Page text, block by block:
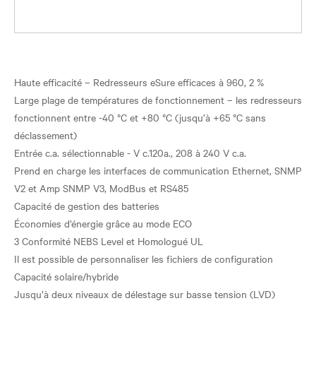
Haute efficacité – Redresseurs eSure efficaces à 960, 2 %
Large plage de températures de fonctionnement – les redresseurs
fonctionnent entre -40 °C et +80 °C (jusqu’à +65 °C sans
déclassement)
Entrée c.a. sélectionnable - V c.120a., 208 à 240 V c.a.
Prend en charge les interfaces de communication Ethernet, SNMP
V2 et Amp SNMP V3, ModBus et RS485
Capacité de gestion des batteries
Économies d’énergie grâce au mode ECO
3 Conformité NEBS Level et Homologué UL
Il est possible de personnaliser les fichiers de configuration
Capacité solaire/hybride